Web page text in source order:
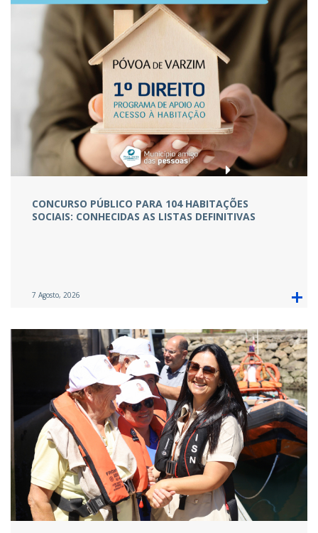
CONCURSO PÚBLICO PARA 104 HABITAÇÕES
SOCIAIS: CONHECIDAS AS LISTAS DEFINITIVAS
7 Agosto, 2026